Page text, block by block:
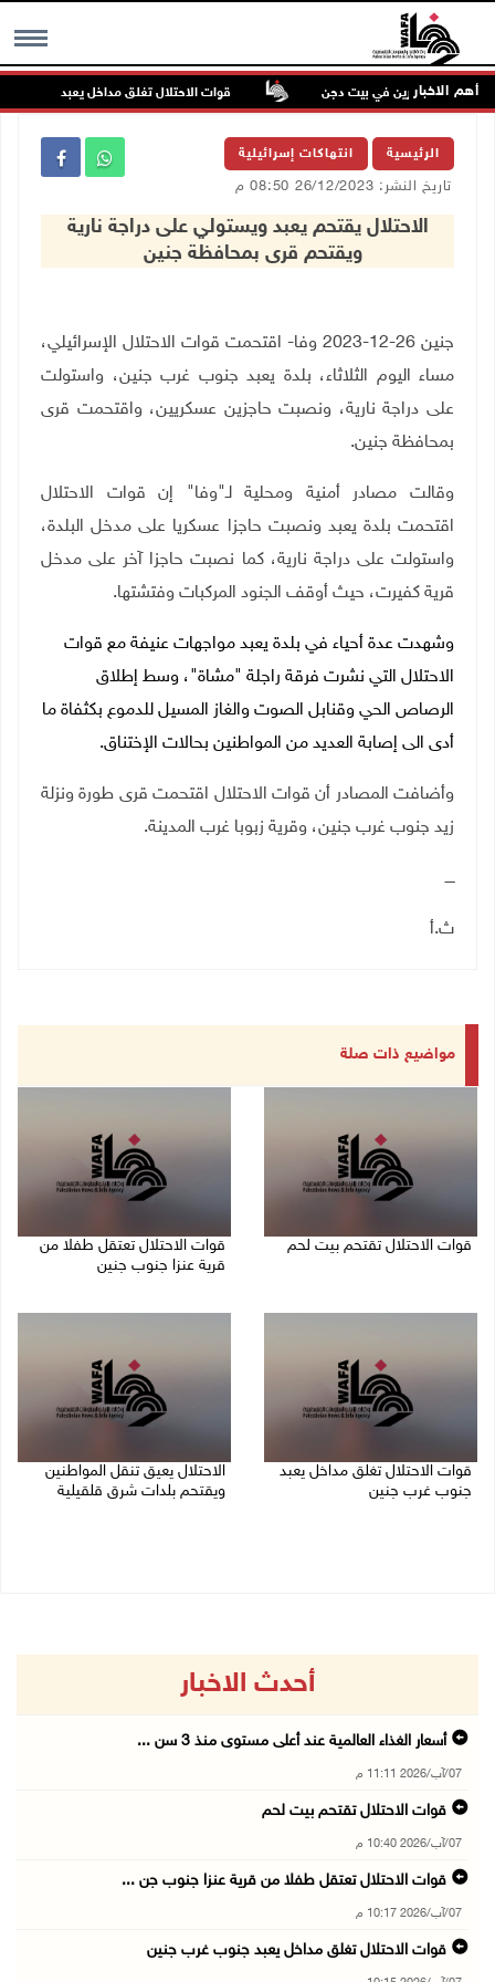
MENU أهم الاخبار
للمستعمرين في بيت دجن قوات الاحتلال تغلق مداخل يعبد جنوب غرب
الرئيسية انتهاكات إسرائيلية
تاريخ النشر: 26/12/2023 08:50 م
الاحتلال يقتحم يعبد ويستولي على دراجة نارية
ويقتحم قرى بمحافظة جنين
جنين 26-12-2023 وفا- اقتحمت قوات الاحتلال الإسرائيلي،
مساء اليوم الثلاثاء، بلدة يعبد جنوب غرب جنين، واستولت
على دراجة نارية، ونصبت حاجزين عسكريين، واقتحمت قرى
بمحافظة جنين.
وقالت مصادر أمنية ومحلية لـ"وفا" إن قوات الاحتلال
اقتحمت بلدة يعبد ونصبت حاجزا عسكريا على مدخل البلدة،
واستولت على دراجة نارية، كما نصبت حاجزا آخر على مدخل
قرية كفيرت، حيث أوقف الجنود المركبات وفتشتها.
وشهدت عدة أحياء في بلدة يعبد مواجهات عنيفة مع قوات
الاحتلال التي نشرت فرقة راجلة "مشاة"، وسط إطلاق
الرصاص الحي وقنابل الصوت والغاز المسيل للدموع بكثفاة ما
أدى الى إصابة العديد من المواطنين بحالات الإختناق.
وأضافت المصادر أن قوات الاحتلال اقتحمت قرى طورة ونزلة
زيد جنوب غرب جنين، وقرية زبوبا غرب المدينة.
ــــ
ث.أ
مواضيع ذات صلة
قوات الاحتلال تقتحم بيت لحم
قوات الاحتلال تعتقل طفلا من
قرية عنزا جنوب جنين
قوات الاحتلال تغلق مداخل يعبد
جنوب غرب جنين
الاحتلال يعيق تنقل المواطنين
ويقتحم بلدات شرق قلقيلية
أحدث الاخبار
أسعار الغذاء العالمية عند أعلى مستوى منذ 3 سن ...
07/آب/2026 11:11 م
قوات الاحتلال تقتحم بيت لحم
07/آب/2026 10:40 م
قوات الاحتلال تعتقل طفلا من قرية عنزا جنوب جن ...
07/آب/2026 10:17 م
قوات الاحتلال تغلق مداخل يعبد جنوب غرب جنين